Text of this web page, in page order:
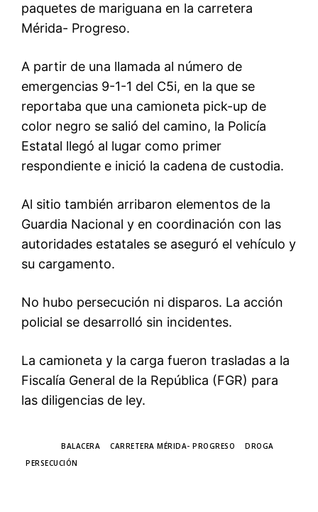
paquetes de mariguana en la carretera
Mérida- Progreso.
A partir de una llamada al número de
emergencias 9-1-1 del C5i, en la que se
reportaba que una camioneta pick-up de
color negro se salió del camino, la Policía
Estatal llegó al lugar como primer
respondiente e inició la cadena de custodia.
Al sitio también arribaron elementos de la
Guardia Nacional y en coordinación con las
autoridades estatales se aseguró el vehículo y
su cargamento.
No hubo persecución ni disparos. La acción
policial se desarrolló sin incidentes.
La camioneta y la carga fueron trasladas a la
Fiscalía General de la República (FGR) para
las diligencias de ley.
BALACERA CARRETERA MÉRIDA- PROGRESO
DROGA
PERSECUCIÓN